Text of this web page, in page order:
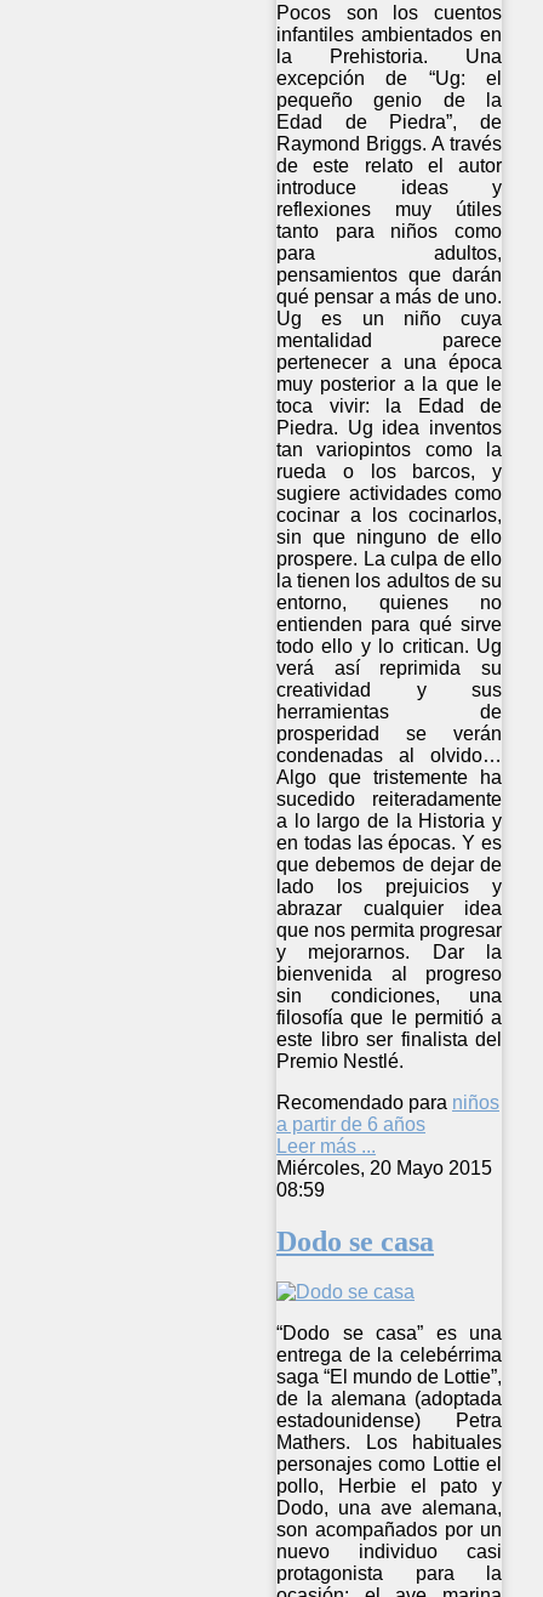
Pocos son los cuentos
infantiles ambientados en
la Prehistoria. Una
excepción de “Ug: el
pequeño genio de la
Edad de Piedra”, de
Raymond Briggs. A través
de este relato el autor
introduce ideas y
reflexiones muy útiles
tanto para niños como
para adultos,
pensamientos que darán
qué pensar a más de uno.
Ug es un niño cuya
mentalidad parece
pertenecer a una época
muy posterior a la que le
toca vivir: la Edad de
Piedra. Ug idea inventos
tan variopintos como la
rueda o los barcos, y
sugiere actividades como
cocinar a los cocinarlos,
sin que ninguno de ello
prospere. La culpa de ello
la tienen los adultos de su
entorno, quienes no
entienden para qué sirve
todo ello y lo critican. Ug
verá así reprimida su
creatividad y sus
herramientas de
prosperidad se verán
condenadas al olvido…
Algo que tristemente ha
sucedido reiteradamente
a lo largo de la Historia y
en todas las épocas. Y es
que debemos de dejar de
lado los prejuicios y
abrazar cualquier idea
que nos permita progresar
y mejorarnos. Dar la
bienvenida al progreso
sin condiciones, una
filosofía que le permitió a
este libro ser finalista del
Premio Nestlé.
Recomendado para niños
a partir de 6 años
Leer más ...
Miércoles, 20 Mayo 2015
08:59
Dodo se casa
“Dodo se casa” es una
entrega de la celebérrima
saga “El mundo de Lottie”,
de la alemana (adoptada
estadounidense) Petra
Mathers. Los habituales
personajes como Lottie el
pollo, Herbie el pato y
Dodo, una ave alemana,
son acompañados por un
nuevo individuo casi
protagonista para la